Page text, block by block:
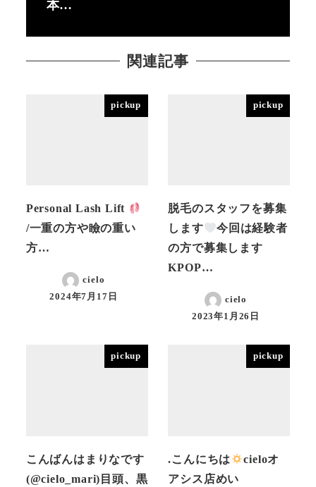
本…
関連記事
pickup
Personal Lash Lift
/一重の方や瞼の重い
方…
cielo
投稿日
2024年7月17日
pickup
脱毛のスタッフを募集
します
今回は経験者
の方で募集します
KPOP…
cielo
投稿日
2023年1月26日
pickup
こんばんはまりなです
(@cielo_mari)目頭、黒
pickup
.こんにちは
cieloオ
アシス店めい